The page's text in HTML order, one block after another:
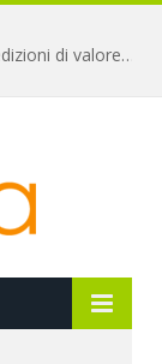
Libri antichi e collezionismo: come scovare edizioni di valore a pochi euro